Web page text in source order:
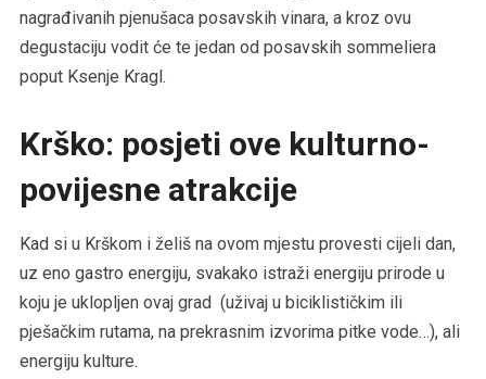
nagrađivanih pjenušaca posavskih vinara, a kroz ovu
degustaciju vodit će te jedan od posavskih sommeliera
poput Ksenje Kragl.
Krško: posjeti ove kulturno-
povijesne atrakcije
Kad si u Krškom i želiš na ovom mjestu provesti cijeli dan,
uz eno gastro energiju, svakako istraži energiju prirode u
koju je uklopljen ovaj grad (uživaj u biciklističkim ili
pješačkim rutama, na prekrasnim izvorima pitke vode…), ali
energiju kulture.